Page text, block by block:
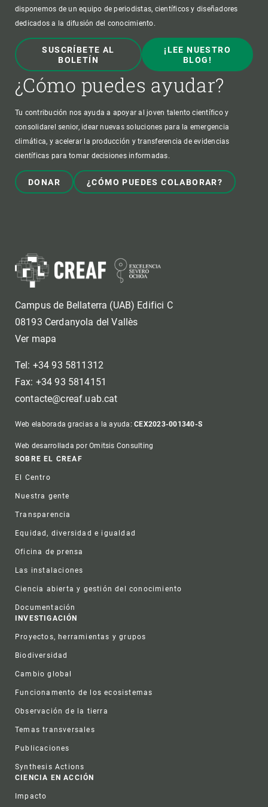
disponemos de un equipo de periodistas, científicos y diseñadores
dedicados a la difusión del conocimiento.
SUSCRÍBETE AL
BOLETÍN
¡LEE NUESTRO
BLOG!
¿Cómo puedes ayudar?
Tu contribución nos ayuda a apoyar al joven talento científico y
consolidarel senior, idear nuevas soluciones para la emergencia
climática, y acelerar la producción y transferencia de evidencias
científicas para tomar decisiones informadas.
DONAR ¿CÓMO PUEDES COLABORAR?
Campus de Bellaterra (UAB) Edifici C
08193 Cerdanyola del Vallès
Ver mapa
Tel: +34 93 5811312
Fax: +34 93 5814151
contacte@creaf.uab.cat
Web elaborada gracias a la ayuda:CEX2023-001340-S
Web desarrollada por Omitsis Consulting
Footer
SOBRE EL CREAF
El Centro
Nuestra gente
Transparencia
Equidad, diversidad e igualdad
Oficina de prensa
Las instalaciones
Ciencia abierta y gestión del conocimiento
Documentación
INVESTIGACIÓN
Proyectos, herramientas y grupos
Biodiversidad
Cambio global
Funcionamento de los ecosistemas
Observación de la tierra
Temas transversales
Publicaciones
Synthesis Actions
CIENCIA EN ACCIÓN
Impacto